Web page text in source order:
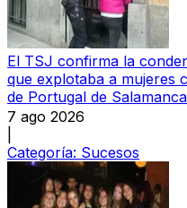
El TSJ confirma la
que explotaba a mujeres
de Portugal de Salamanca
7 ago 2026
Categoría: Sucesos